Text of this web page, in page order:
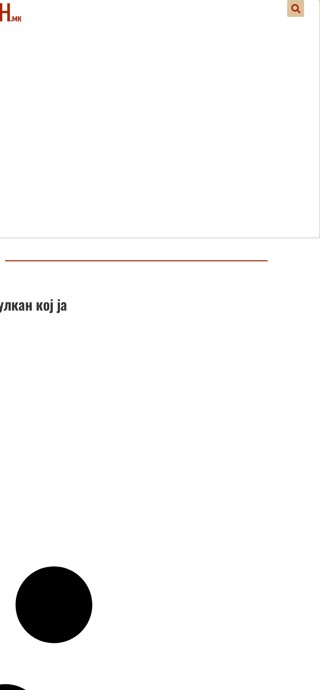
кој ја